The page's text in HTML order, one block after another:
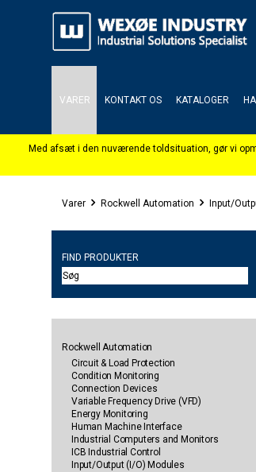
VARER KONTAKT OS KATALOGER
Varer Rockwell Automation Input/
FIND PRODUKTER
Rockwell Automation
Circuit & Load Protection
Condition Monitoring
Connection Devices
Variable Frequency Drive (VFD)
Energy Monitoring
Human Machine Interface
Industrial Computers and Monitors
ICB Industrial Control
Input/Output (I/O) Modules